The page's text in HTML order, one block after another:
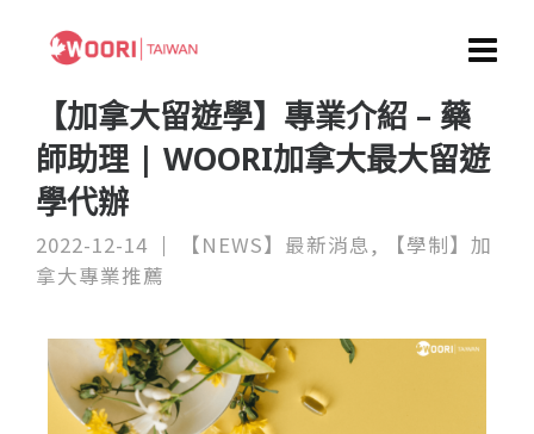
【加拿大留遊學】專業介紹 – 藥
師助理 | WOORI加拿大最大留遊
學代辦
2022-12-14 【NEWS】最新消息,
【學制】加
拿大專業推薦